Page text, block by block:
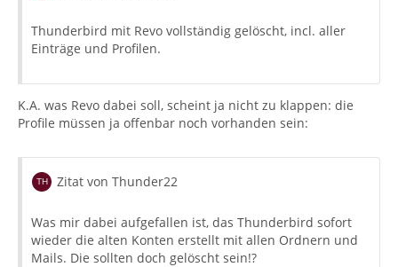
Thunderbird mit Revo vollständig gelöscht, incl. aller
Einträge und Profilen.
K.A. was Revo dabei soll, scheint ja nicht zu klappen: die
Profile müssen ja offenbar noch vorhanden sein:
Zitat von Thunder22
Was mir dabei aufgefallen ist, das Thunderbird sofort
wieder die alten Konten erstellt mit allen Ordnern und
Mails. Die sollten doch gelöscht sein!?